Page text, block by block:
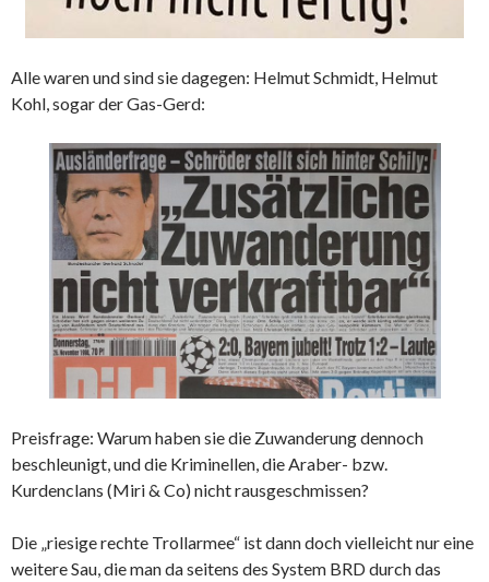
Alle waren und sind sie dagegen: Helmut Schmidt, Helmut
Kohl, sogar der Gas-Gerd:
Preisfrage: Warum haben sie die Zuwanderung dennoch
beschleunigt, und die Kriminellen, die Araber- bzw.
Kurdenclans (Miri & Co) nicht rausgeschmissen?
Die „riesige rechte Trollarmee“ ist dann doch vielleicht nur eine
weitere Sau, die man da seitens des System BRD durch das